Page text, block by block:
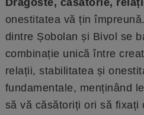
onestitatea vă țin
dintre Șobolan și Bivol se
combinație unică între
relații, stabilitatea și
fundamentale, menținând
să vă căsătoriți ori să fixați